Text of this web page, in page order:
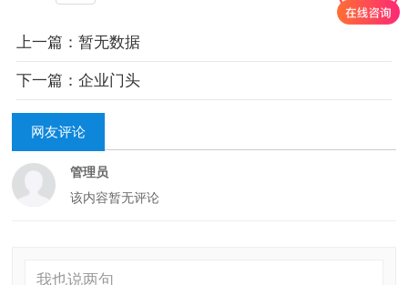
上一篇：暂无数据
下一篇：企业门头
网友评论
管理员
该内容暂无评论